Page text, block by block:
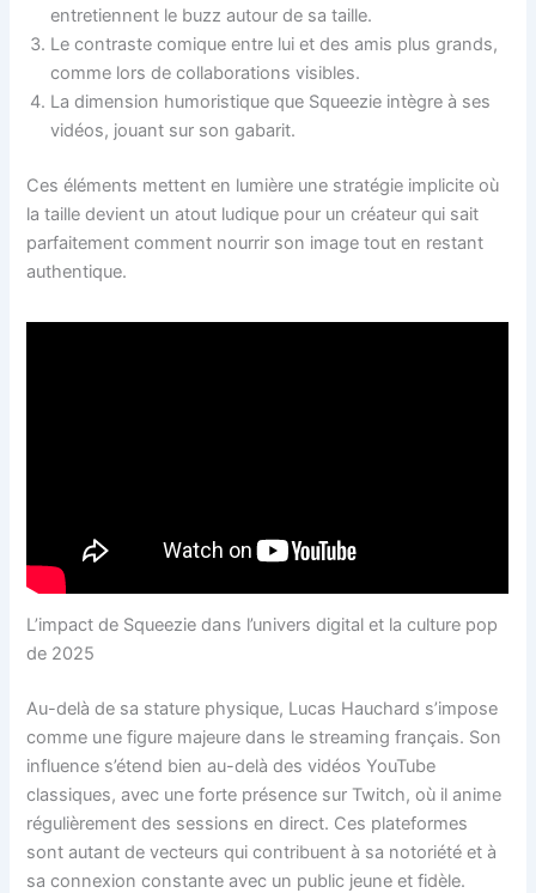
entretiennent le buzz autour de sa taille.
Le contraste comique entre lui et des amis plus grands,
comme lors de collaborations visibles.
La dimension humoristique que Squeezie intègre à ses
vidéos, jouant sur son gabarit.
Ces éléments mettent en lumière une stratégie implicite où
la taille devient un atout ludique pour un créateur qui sait
parfaitement comment nourrir son image tout en restant
authentique.
L’impact de Squeezie dans l’univers digital et la culture pop
de 2025
Au-delà de sa stature physique, Lucas Hauchard s’impose
comme une figure majeure dans le streaming français. Son
influence s’étend bien au-delà des vidéos YouTube
classiques, avec une forte présence sur Twitch, où il anime
régulièrement des sessions en direct. Ces plateformes
sont autant de vecteurs qui contribuent à sa notoriété et à
sa connexion constante avec un public jeune et fidèle.